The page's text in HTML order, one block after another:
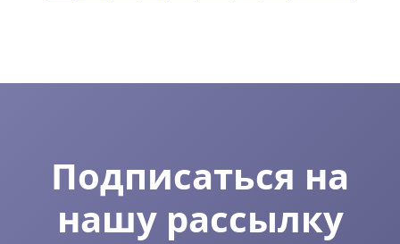
Подписаться на
нашу рассылку